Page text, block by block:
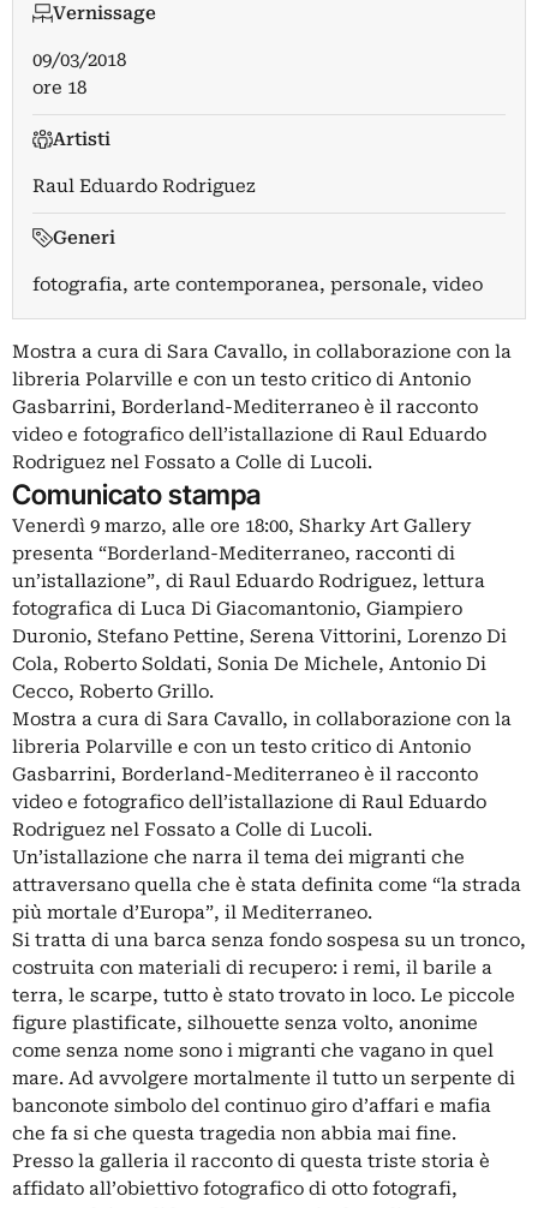
Vernissage
09/03/2018
ore 18
Artisti
Raul Eduardo Rodriguez
Generi
fotografia, arte contemporanea, personale, video
Mostra a cura di Sara Cavallo, in collaborazione con la
libreria Polarville e con un testo critico di Antonio
Gasbarrini, Borderland-Mediterraneo è il racconto
video e fotografico dell’istallazione di Raul Eduardo
Rodriguez nel Fossato a Colle di Lucoli.
Comunicato stampa
Venerdì 9 marzo, alle ore 18:00, Sharky Art Gallery
presenta “Borderland-Mediterraneo, racconti di
un’istallazione”, di Raul Eduardo Rodriguez, lettura
fotografica di Luca Di Giacomantonio, Giampiero
Duronio, Stefano Pettine, Serena Vittorini, Lorenzo Di
Cola, Roberto Soldati, Sonia De Michele, Antonio Di
Cecco, Roberto Grillo.
Mostra a cura di Sara Cavallo, in collaborazione con la
libreria Polarville e con un testo critico di Antonio
Gasbarrini, Borderland-Mediterraneo è il racconto
video e fotografico dell’istallazione di Raul Eduardo
Rodriguez nel Fossato a Colle di Lucoli.
Un’istallazione che narra il tema dei migranti che
attraversano quella che è stata definita come “la strada
più mortale d’Europa”, il Mediterraneo.
Si tratta di una barca senza fondo sospesa su un tronco,
costruita con materiali di recupero: i remi, il barile a
terra, le scarpe, tutto è stato trovato in loco. Le piccole
figure plastificate, silhouette senza volto, anonime
come senza nome sono i migranti che vagano in quel
mare. Ad avvolgere mortalmente il tutto un serpente di
banconote simbolo del continuo giro d’affari e mafia
che fa si che questa tragedia non abbia mai fine.
Presso la galleria il racconto di questa triste storia è
affidato all’obiettivo fotografico di otto fotografi,